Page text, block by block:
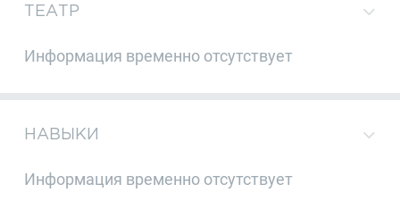
ТЕАТР
Информация временно отсутствует
НАВЫКИ
Информация временно отсутствует